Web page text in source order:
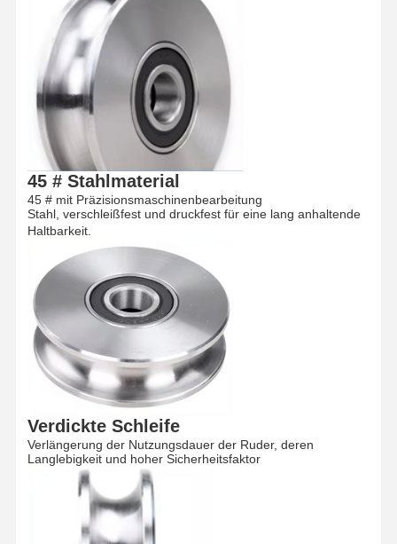
Startseite Produkte
45 # Stahlmaterial
45 # mit Präzisionsmaschinenbearbeitung
Stahl, verschleißfest und druckfest für eine lang anhaltende
Haltbarkeit.
Verdickte Schleife
Verlängerung der Nutzungsdauer der Ruder, deren
Langlebigkeit und hoher Sicherheitsfaktor